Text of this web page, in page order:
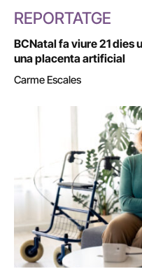
REPORTATGE
BCNatal fa viure 21 dies
una placenta artificial
Carme Escales